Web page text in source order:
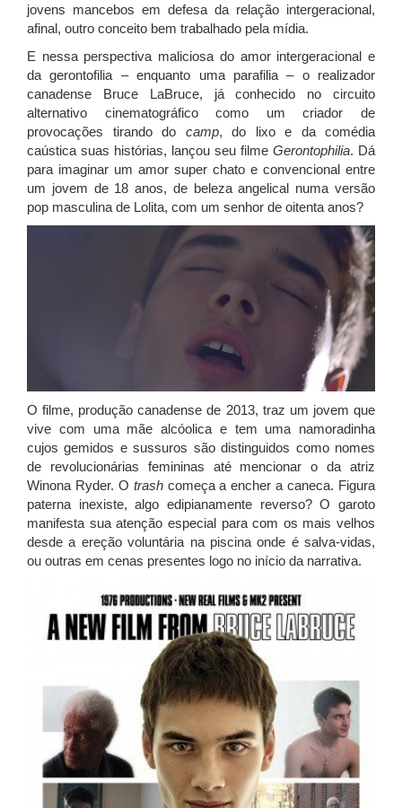
jovens mancebos em defesa da relação intergeracional,
afinal, outro conceito bem trabalhado pela mídia.
E nessa perspectiva maliciosa do amor intergeracional e
da gerontofilia – enquanto uma parafilia – o realizador
canadense Bruce LaBruce, já conhecido no circuito
alternativo cinematográfico como um criador de
provocações tirando do camp, do lixo e da comédia
caústica suas histórias, lançou seu filme Gerontophilia. Dá
para imaginar um amor super chato e convencional entre
um jovem de 18 anos, de beleza angelical numa versão
pop masculina de Lolita, com um senhor de oitenta anos?
O filme, produção canadense de 2013, traz um jovem que
vive com uma mãe alcóolica e tem uma namoradinha
cujos gemidos e sussuros são distinguidos como nomes
de revolucionárias femininas até mencionar o da atriz
Winona Ryder. O trashcomeça a encher a caneca. Figura
paterna inexiste, algo edipianamente reverso? O garoto
manifesta sua atenção especial para com os mais velhos
desde a ereção voluntária na piscina onde é salva-vidas,
ou outras em cenas presentes logo no início da narrativa.